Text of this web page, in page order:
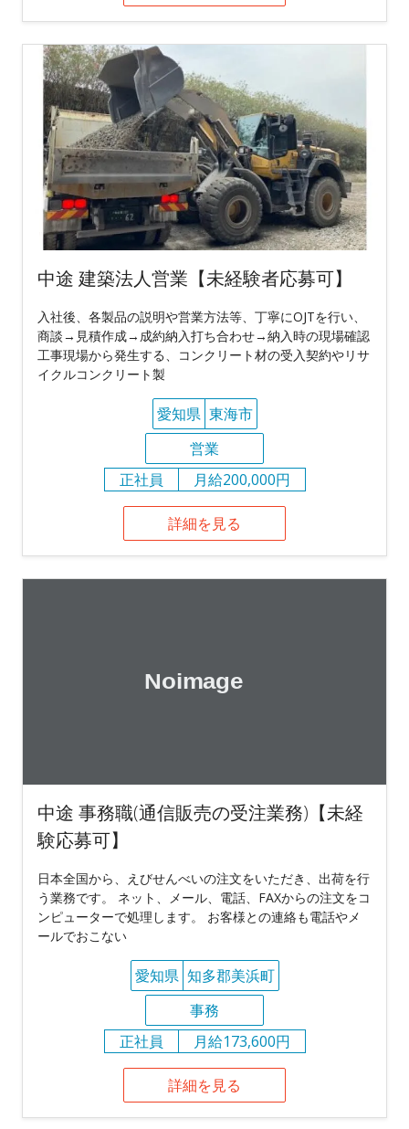
中途 建築法人営業【未経験者応募可】
入社後、各製品の説明や営業方法等、丁寧にOJTを行い、
商談→見積作成→成約納入打ち合わせ→納入時の現場確認
工事現場から発生する、コンクリート材の受入契約やリサ
イクルコンクリート製
愛知県 東海市
営業
正社員
月給200,000円
詳細を見る
中途 事務職(通信販売の受注業務)【未経
験応募可】
日本全国から、えびせんべいの注文をいただき、出荷を行
う業務です。 ネット、メール、電話、FAXからの注文をコ
ンピューターで処理します。 お客様との連絡も電話やメ
ールでおこない
愛知県 知多郡美浜町
事務
正社員
月給173,600円
詳細を見る